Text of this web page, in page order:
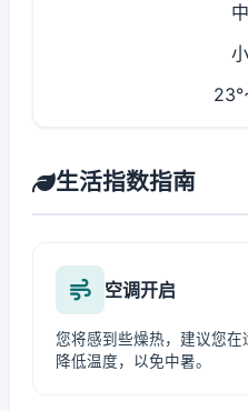
生活指数指南
空调开启
您将感到些燥热，建议您
降低温度，以免中暑。